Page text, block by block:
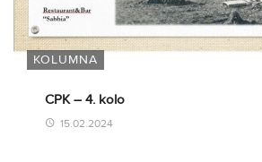
KOLUMNA
CPK – 4. kolo
15.02.2024